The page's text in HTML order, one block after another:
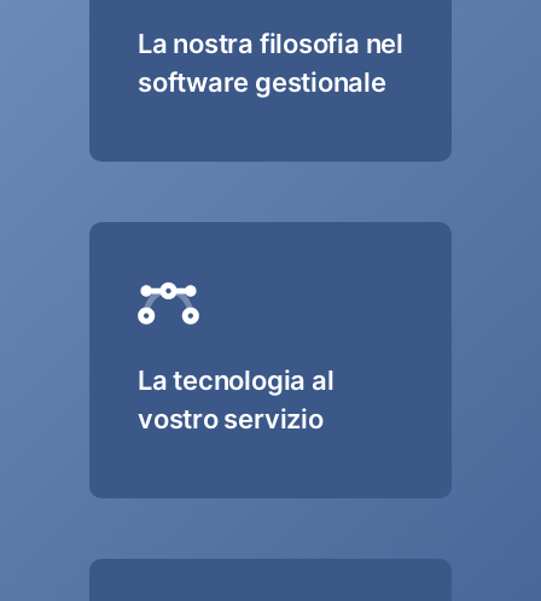
La nostra filosofia nel
software gestionale
La tecnologia al
vostro servizio